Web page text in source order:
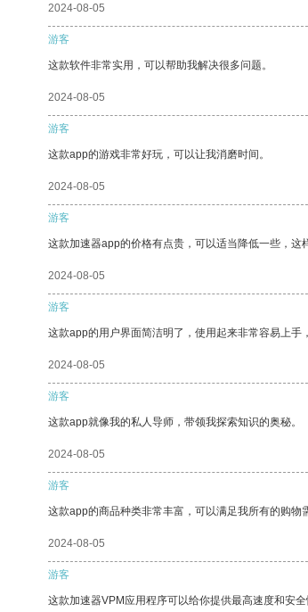
2024-08-05
游客
这款软件非常实用，可以帮助我解决很多问题。
2024-08-05
游客
这款app的游戏非常好玩，可以让我消磨时间。
2024-08-05
游客
这款加速器app的价格有点贵，可以适当降低一些，这
2024-08-05
游客
这款app的用户界面简洁明了，使用起来非常容易上手
2024-08-05
游客
这款app就像我的私人导师，带领我探索知识的奥秘。
2024-08-05
游客
这款app的商品种类非常丰富，可以满足我所有的购物
2024-08-05
游客
这款加速器VPM应用程序可以给你提供最高速度和安